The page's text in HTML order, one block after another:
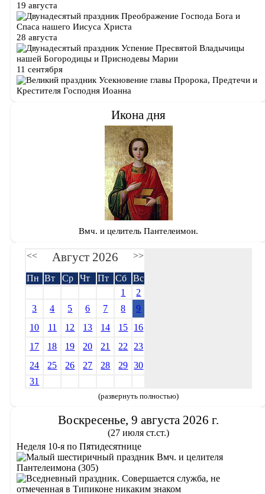
19 августа
Преображение Господа Бога и
Спаса нашего Иисуса Христа
28 августа
Успение Пресвятой Владычицы
нашей Богородицы и Приснодевы Марии
11 сентября
Усекновение главы Пророка, Предтечи и
Крестителя Господня Иоанна
Икона дня
Вмч. и целитель Пантелеимон.
<< Август 2026 >>
Пн Вт Ср Чт Пт Сб
Вс
1
2
3
4 5 6 7 8
9
10
11 12 13 14 15
16
17
18 19 20 21 22
23
24
25 26 27 28 29
30
31
(развернуть полностью)
Воскресенье, 9 августа 2026 г.
(27 июля ст.ст.)
Неделя 10-я по Пятидесятнице
Вмч. и целителя
Пантелеимона (305)